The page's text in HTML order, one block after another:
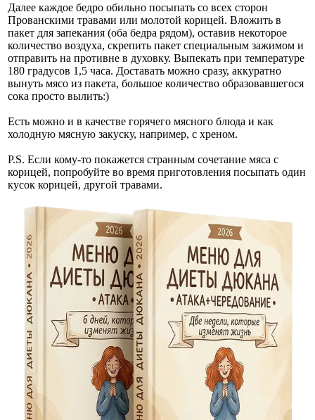
Далее каждое бедро обильно посыпать со всех сторон
Прованскими травами или молотой корицей. Вложить в
пакет для запекания (оба бедра рядом), оставив некоторое
количество воздуха, скрепить пакет специальным зажимом и
отправить на противне в духовку. Выпекать при температуре
180 градусов 1,5 часа. Доставать можно сразу, аккуратно
вынуть мясо из пакета, большое количество образовавшегося
сока просто вылить:)
Есть можно и в качестве горячего мясного блюда и как
холодную мясную закуску, например, с хреном.
P.S. Если кому-то покажется странным сочетание мяса с
корицей, попробуйте во время приготовления посыпать один
кусок корицей, другой травами.